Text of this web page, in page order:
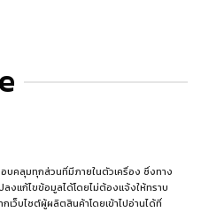
บคลุมทุกส่วนที่มีภายในตัวเครื่อง ซึ่งทาง
ลงแก้ไขข้อมูลได้โดยไม่ต้องแจ้งให้ทราบ
เว็บไซต์ผู้ผลิตสินค้าโดยเข้าไปอ่านได้ที่